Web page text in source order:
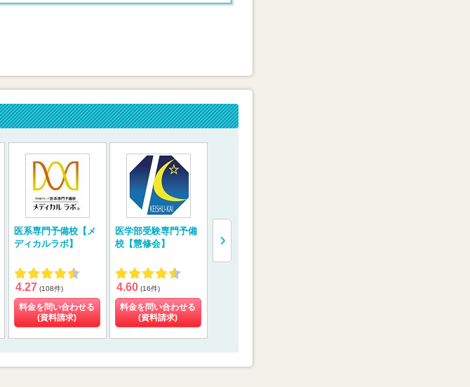
医系専門予備校【メ
ディカルラボ】
4.27 (108件)
料金を問い合わせる
(資料請求)
医学部受験専門予備
校【慧修会】
4.60 (16件)
料金を問い合わせる
(資料請求)
【YMS（代々木メデ